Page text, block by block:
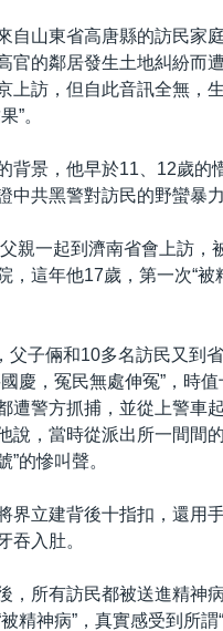
自山東省高唐縣的訪民家
官的鄰居發生土地糾紛而
上訪，但自此音訊全無，
”。
背景，他早於11、12歲的
中共黑警對訪民的野蠻暴力
親一起到濟南省會上訪，
，這年他17歲，第一次“被
父子倆和10多名訪民又到
慶，冤民無處伸冤”，時
遭警方抓捕，並從上警車
說，當時從派出所一間間
”的慘叫聲。
界立建背後十指扣，還用
吞入肚。
，所有訪民都被送進精神
精神病”，真實感受到所謂